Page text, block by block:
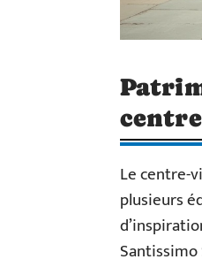
Le centre-
plusieurs